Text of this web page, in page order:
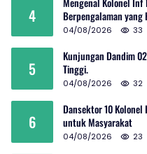
4
Berpengalaman
04/08/2026 33
5
Kunjungan Dandim
Tinggi.
04/08/2026 32
6
Dansektor 10 Kolonel
untuk Masyarakat
04/08/2026 23